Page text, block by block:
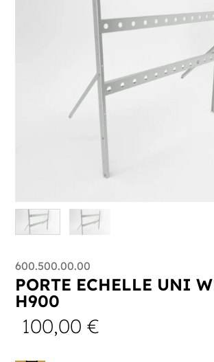
600.500.00.00
PORTE ECHELLE UNI
H900
100,00€